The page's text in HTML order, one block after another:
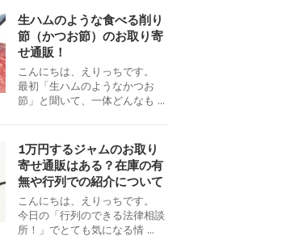
生ハムのような食べる削り
節（かつお節）のお取り寄
せ通販！
こんにちは、えりっちです。
最初「生ハムのようなかつお
節」と聞いて、一体どんなも ...
1万円するジャムのお取り
寄せ通販はある？在庫の有
無や行列での紹介について
こんにちは、えりっちです。
今日の「行列のできる法律相談
所！」でとても気になる情 ...